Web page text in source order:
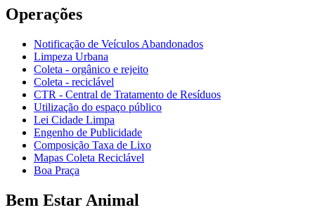
Operações
Notificação de Veículos Abandonados
Limpeza Urbana
Coleta - orgânico e rejeito
Coleta - reciclável
CTR - Central de Tratamento de Resíduos
Utilização do espaço público
Lei Cidade Limpa
Engenho de Publicidade
Composição Taxa de Lixo
Mapas Coleta Reciclável
Boa Praça
Bem Estar Animal